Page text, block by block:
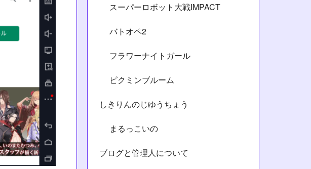
スーパーロボット大戦IMPACT
バトオペ2
フラワーナイトガール
ピクミンブルーム
しきりんのじゆうちょう
まるっこいの
ブログと管理人について